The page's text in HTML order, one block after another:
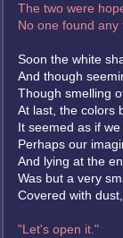
The two were
No one found any
Soon the white
And though
Though smelling
At last, the colors
It seemed as if
Perhaps our
And lying at the
Was but a very
Covered with
"Let's open it."